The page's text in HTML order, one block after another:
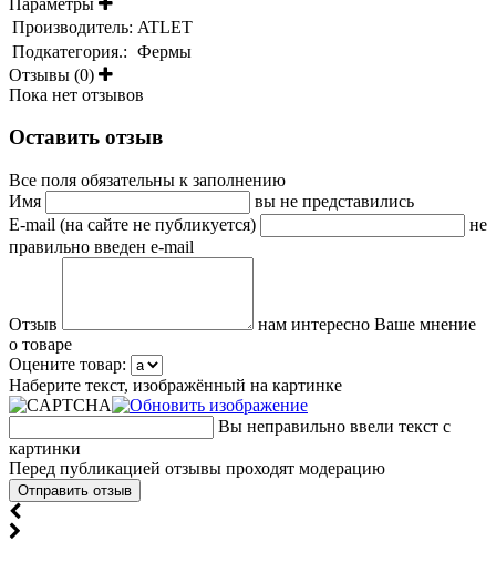
Производитель: ATLET
Подкатегория.: Фермы
Отзывы (0)
Пока нет отзывов
Оставить отзыв
Все поля обязательны к заполнению
Имя
вы не представились
E-mail (на сайте не публикуется)
не
правильно введен e-mail
Отзыв
нам интересно Ваше мнение
о товаре
Оцените товар:
Наберите текст, изображённый на картинке
Вы неправильно ввели текст с
картинки
Перед публикацией отзывы проходят модерацию